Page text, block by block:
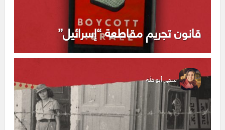
قانون تجريم مقاطعة “إسرائيل”
سجى أبو فنّة